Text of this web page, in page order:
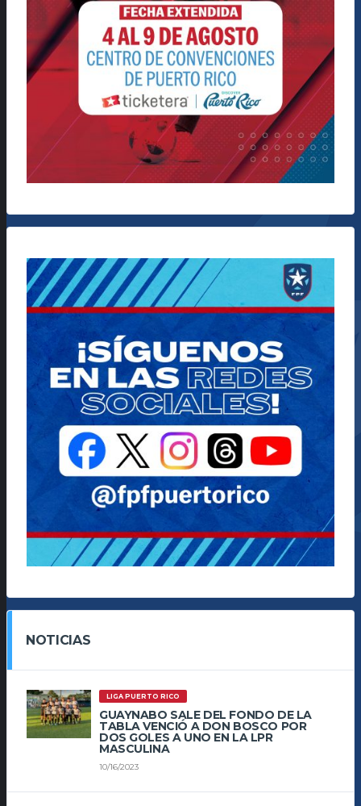
NOTICIAS
LIGA PUERTO RICO
GUAYNABO SALE DEL FONDO DE LA
TABLA VENCIÓ A DON BOSCO POR
DOS GOLES A UNO EN LA LPR
MASCULINA
10/16/2023